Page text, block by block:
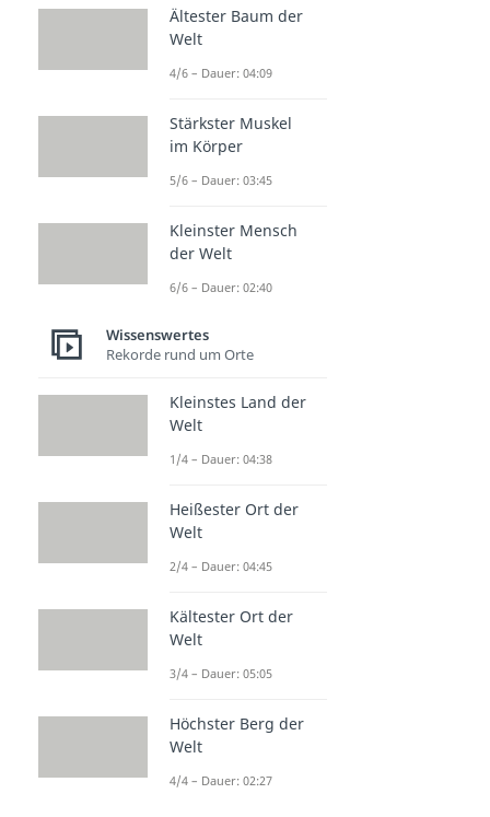
Ältester Baum der
Welt
4/6 – Dauer: 04:09
Stärkster Muskel
im Körper
5/6 – Dauer: 03:45
Kleinster Mensch
der Welt
6/6 – Dauer: 02:40
Wissenswertes
Rekorde rund um Orte
Kleinstes Land der
Welt
1/4 – Dauer: 04:38
Heißester Ort der
Welt
2/4 – Dauer: 04:45
Kältester Ort der
Welt
3/4 – Dauer: 05:05
Höchster Berg der
Welt
4/4 – Dauer: 02:27